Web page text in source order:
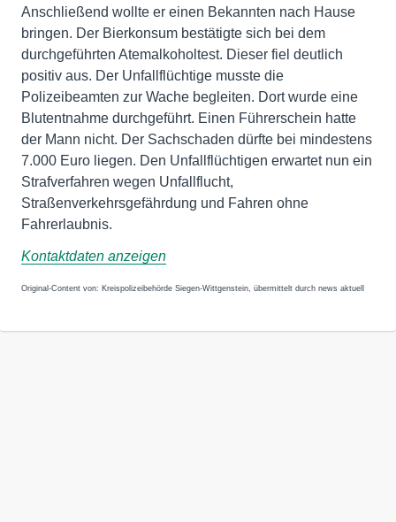
Anschließend wollte er einen Bekannten nach Hause
bringen. Der Bierkonsum bestätigte sich bei dem
durchgeführten Atemalkoholtest. Dieser fiel deutlich
positiv aus. Der Unfallflüchtige musste die
Polizeibeamten zur Wache begleiten. Dort wurde eine
Blutentnahme durchgeführt. Einen Führerschein hatte
der Mann nicht. Der Sachschaden dürfte bei mindestens
7.000 Euro liegen. Den Unfallflüchtigen erwartet nun ein
Strafverfahren wegen Unfallflucht,
Straßenverkehrsgefährdung und Fahren ohne
Fahrerlaubnis.
Kontaktdaten anzeigen
Original-Content von: Kreispolizeibehörde Siegen-Wittgenstein, übermittelt durch news aktuell